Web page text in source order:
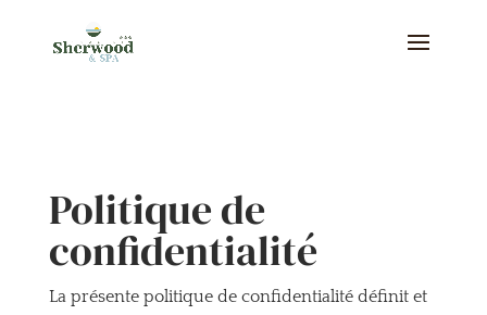
Politique de
confidentialité
La présente politique de confidentialité définit et